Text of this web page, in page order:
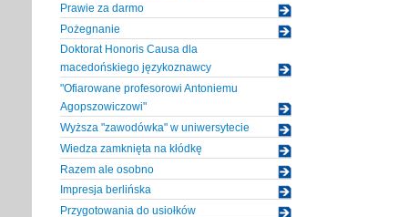
Prawie za darmo
Pożegnanie
Doktorat Honoris Causa dla
macedońskiego językoznawcy
"Ofiarowane profesorowi Antoniemu
Agopszowiczowi"
Wyższa "zawodówka" w uniwersytecie
Wiedza zamknięta na kłódkę
Razem ale osobno
Impresja berlińska
Przygotowania do usiołków